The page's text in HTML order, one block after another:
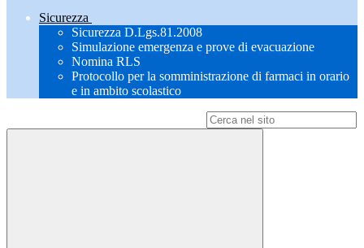
Sicurezza
Sicurezza D.Lgs.81.2008
Simulazione emergenza e prove di evacuazione
Nomina RLS
Protocollo per la somministrazione di farmaci in orario
e in ambito scolastico